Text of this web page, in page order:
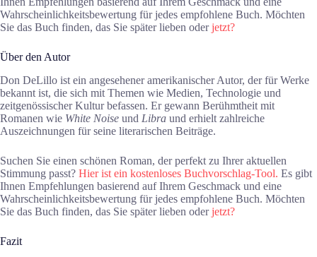
Wahrscheinlichkeitsbewertung für jedes empfohlene Buch. Möchten
Sie das Buch finden, das Sie später lieben oderjetzt?
Über den Autor
Don DeLillo ist ein angesehener amerikanischer Autor, der für Werke
bekannt ist, die sich mit Themen wie Medien, Technologie und
zeitgenössischer Kultur befassen. Er gewann Berühmtheit mit
Romanen wie White Noise und Libra und erhielt zahlreiche
Auszeichnungen für seine literarischen Beiträge.
Suchen Sie einen schönen Roman, der perfekt zu Ihrer aktuellen
Stimmung passt? Hier ist ein kostenloses Buchvorschlag-Tool. Es gibt
Ihnen Empfehlungen basierend auf Ihrem Geschmack und eine
Wahrscheinlichkeitsbewertung für jedes empfohlene Buch. Möchten
Sie das Buch finden, das Sie später lieben oderjetzt?
Fazit